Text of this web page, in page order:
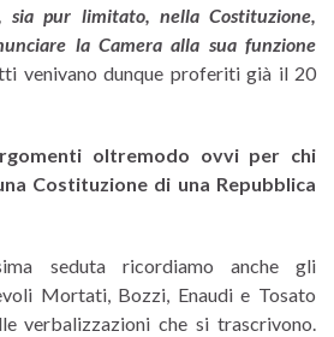
sia pur limitato, nella Costituzione,
la Camera alla sua funzione
venivano dunque proferiti già il 20
oltremodo ovvi per chi
Costituzione di una Repubblica
seduta ricordiamo anche gli
Mortati, Bozzi, Enaudi e Tosato
verbalizzazioni che si trascrivono.